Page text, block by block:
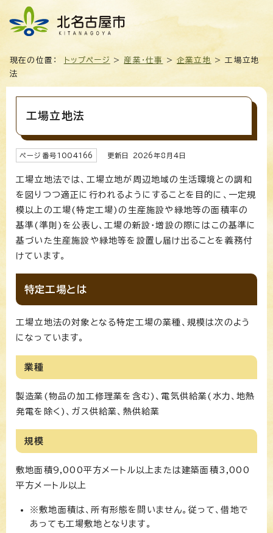
現在の位置： トップページ > 産業・仕事 >企業立地
> 工場立地
法
工場立地法
ページ番号1004166 更新日 2026年8月4日
工場立地法では、工場立地が周辺地域の生活環境との調和
を図りつつ適正に行われるようにすることを目的に、一定規
模以上の工場(特定工場)の生産施設や緑地等の面積率の
基準(準則)を公表し、工場の新設・増設の際にはこの基準に
基づいた生産施設や緑地等を設置し届け出ることを義務付
けています。
特定工場とは
工場立地法の対象となる特定工場の業種、規模は次のよう
になっています。
業種
製造業(物品の加工修理業を含む)、電気供給業(水力、地熱
発電を除く)、ガス供給業、熱供給業
規模
敷地面積9,000平方メートル以上または建築面積3,000
平方メートル以上
※敷地面積は、所有形態を問いません。従って、借地で
あっても工場敷地となります。